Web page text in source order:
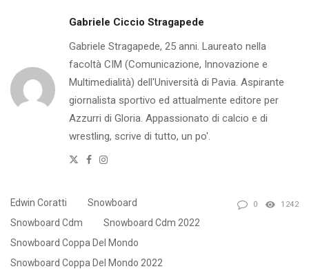
Gabriele Ciccio Stragapede
Gabriele Stragapede, 25 anni. Laureato nella
facoltà CIM (Comunicazione, Innovazione e
Multimedialità) dell'Università di Pavia. Aspirante
giornalista sportivo ed attualmente editore per
Azzurri di Gloria. Appassionato di calcio e di
wrestling, scrive di tutto, un po'.
Twitter
Facebook
Instagram
Edwin Coratti
Snowboard
Snowboard Cdm
Snowboard Cdm 2022
Snowboard Coppa Del Mondo
Snowboard Coppa Del Mondo 2022
0 1242